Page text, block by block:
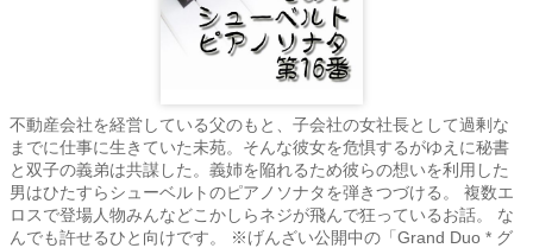
不動産会社を経営している父のもと、子会社の女社長として過剰な
までに仕事に生きていた未苑。そんな彼女を危惧するがゆえに秘書
と双子の義弟は共謀した。義姉を陥れるため彼らの想いを利用した
男はひたすらシューベルトのピアノソナタを弾きつづける。 複数エ
ロスで登場人物みんなどこかしらネジが飛んで狂っているお話。 な
んでも許せるひと向けです。 ※げんざい公開中の「Grand Duo * グ